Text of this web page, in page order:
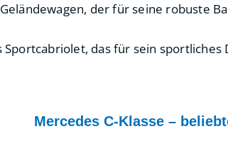
der für seine robuste
Sportcabriolet, das für sein
Mercedes C-Klasse –